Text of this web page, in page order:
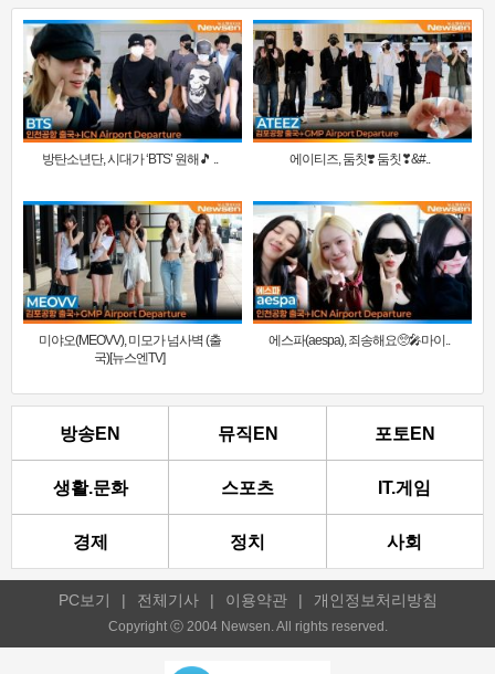
방탄소년단, 시대가 ‘BTS’ 원해🎵 .. 에이티즈, 둠칫❣️ 둠칫❣&#..
미야오(MEOVV), 미모가 넘사벽 (출
국)[뉴스엔TV]
에스파(aespa), 죄송해요🥺🎤마이..
방송EN 뮤직EN 포토EN
생활.문화 스포츠 IT.게임
경제 정치 사회
PC보기 | 전체기사 | 이용약관 | 개인정보처리방침
Copyright ⓒ 2004 Newsen. All rights reserved.